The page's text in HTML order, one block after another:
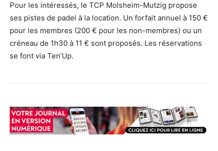
Pour les intéressés, le TCP Molsheim-Mutzig propose
ses pistes de padel à la location. Un forfait annuel à 150 €
pour les membres (200 € pour les non-membres) ou un
créneau de 1h30 à 11 € sont proposés. Les réservations
se font via Ten’Up.